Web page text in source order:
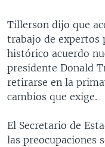
Tillerson dijo que
trabajo de expertos
histórico acuerdo
presidente Donald
retirarse en la
cambios que exige.
El Secretario de
las preocupaciones